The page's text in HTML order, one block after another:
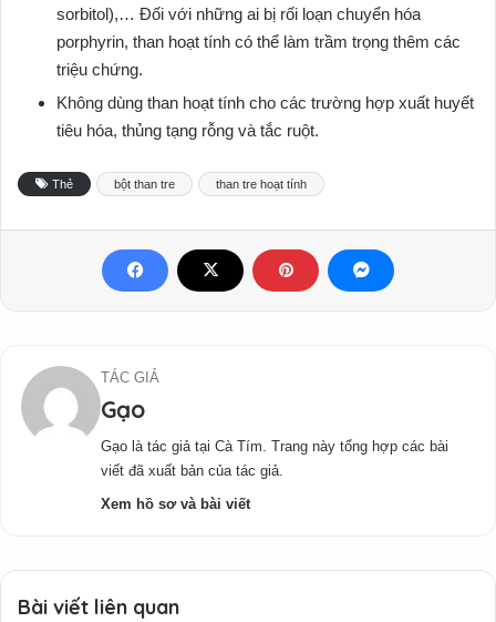
sorbitol),… Đối với những ai bị rối loạn chuyển hóa
porphyrin, than hoạt tính có thể làm trầm trọng thêm các
triệu chứng.
Không dùng than hoạt tính cho các trường hợp xuất huyết
tiêu hóa, thủng tạng rỗng và tắc ruột.
Thẻ bột than tre than tre hoạt tính
TÁC GIẢ
Gạo
Gạo là tác giả tại Cà Tím. Trang này tổng hợp các bài
viết đã xuất bản của tác giả.
Xem hồ sơ và bài viết
Bài viết liên quan